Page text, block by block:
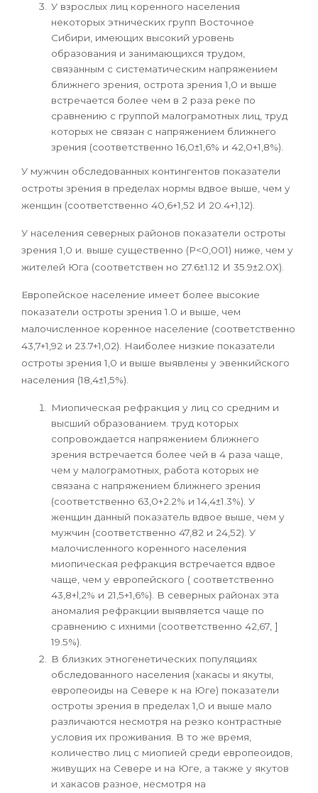
У взрослых лиц коренного населения
некоторых этнических групп Восточное
Сибири, имеющих высокий уровень
образования и занимающихся трудом,
связанным с систематическим напряжением
ближнего зрения, острота зрения 1,0 и выше
встречается более чем в 2 ра­за реке по
сравнению с группой малограмотных лиц, труд
которых не связан с напряжением ближнего
зрения (соответственно 16,0±1,6% и 42,0+1,8%).
У мужчин обследованных контингентов показатели
остроты зрения в пределах нормы вдвое выше, чем у
женщин (соответственно 40,6+1,52 И 20.4+1,12).
У населения северных районов показатели остроты
зрения 1,0 и. выше существенно (Р<0,001) ниже, чем у
жителей Юга (соответствен­ но 27.6±1.12 И 35.9±2.0Х).
Европейское население имеет более высокие
показатели остроты зрения 1.0 и выше, чем
малочисленное коренное население (соответственно
43,7+1,92 и 23.7+1,02). Наиболее низкие показатели
остроты зрения 1,0 и выше выявлены у эвенкийского
населения (18,4±1,5%).
Миопическая рефракция у лиц со средним и
высший образованием. труд которых
сопровождается напряжением ближнего
зрения встре­чается более чей в 4 раза чаще,
чем у малограмотных, работа кото­рых не
связана с напряжением ближнего зрения
(соответственно 63,0+2.2% и 14,4±1.3%). У
женщин данный показатель вдвое выше, чем у
мужчин (соответственно 47,82 и 24,52). У
малочисленного коренного населения
миопическая рефракция встречается вдвое
чаще, чем у европейского ( соответственно
43,8+l,2% и 21,5+1,6%). В северных районах эта
аномалия рефракции выявляется чаще по
сравнению с ихними (соответственно 42,67, ]
19.5%).
В близких этногенетических популяциях
обследованного населения (хакасы и якуты,
европеоиды на Севере к на Юге) показатели
остроты зрения в пределах 1,0 и выше мало
различаются несмотря на резко контрастные
условия их проживания. В то же время,
количество лиц с миопией среди европеоидов,
живущих на Севере и на Юге, а также у якутов
и xaкасов разное, несмотря на